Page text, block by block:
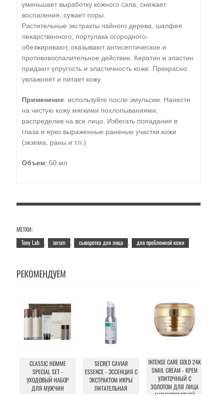
уменьшает выработку кожного сала, снижает
воспаления, сужает поры.
Растительные экстракты чайного дерева, шалфея
лекарственного, портулака огородного-
обезжиривают, оказывают антисептическое и
противовоспалительное действие. Кератин и эластин
придают упругость и эластичность коже. Прекрасно
увлажняет и питает кожу.
Применение: используйте после эмульсии. Нанести
на чистую кожу мягкими похлопываниями,
распределив на все лицо. Избегать попадания в
глаза и ярко выраженные раненые участки кожи
(экзема, раны и т.п.)
Объем: 50 мл
МЕТКИ:
Tony Lab
serum сыворотка для лица для проблемной кожи
РЕКОМЕНДУЕМ
CLASSIC HOMME
SPECIAL SET -
УХОДОВЫЙ НАБОР
ДЛЯ МУЖЧИН
SECRET CAVIAR
ESSENCE - ЭССЕНЦИЯ С
ЭКСТРАКТОМ ИКРЫ
ПИТАТЕЛЬНАЯ
INTENSE CARE GOLD 24K
SNAIL CREAM - КРЕМ
УЛИТОЧНЫЙ С
ЗОЛОТОМ ДЛЯ ЛИЦА
АНТИВОЗРАСТНОЙ